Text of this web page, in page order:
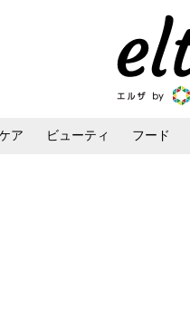
ア ビューティ フード